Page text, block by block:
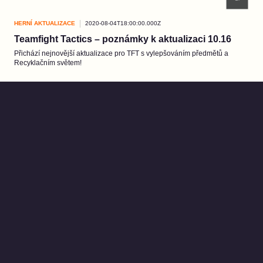
HERNÍ AKTUALIZACE 2020-08-04T18:00:00.000Z
Teamfight Tactics – poznámky k aktualizaci 10.16
Přichází nejnovější aktualizace pro TFT s vylepšováním předmětů a
Recyklačním světem!